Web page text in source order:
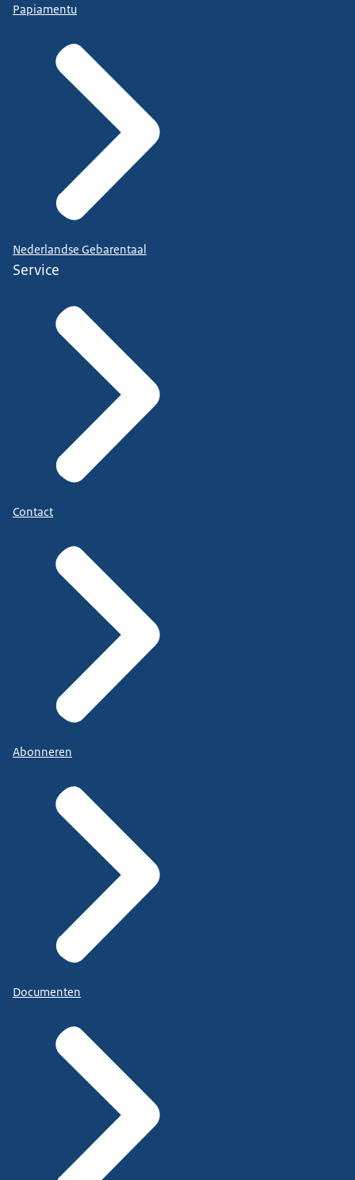
Papiamentu
Nederlandse Gebarentaal
Service
Contact
Abonneren
Documenten